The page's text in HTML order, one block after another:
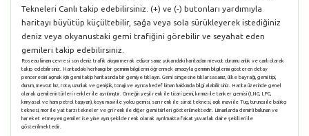
Tekneleri Canlı takip edebilirsiniz. (+) ve (-) butonları yardımıyla
haritayı büyütüp küçültebilir, sağa veya sola sürükleyerek istediğiniz
deniz veya okyanustaki gemi trafiğini görebilir ve seyahat eden
gemileri takip edebilirsiniz.
Roseau limanı çevresi son deniz trafik akışını merak ediyorsanız yukarıdaki haritadan mevcut durumu anlık ve canlı olarak
takip edebilirsiniz. Haritadaki herhangi bir geminin bilgilerini öğrenmek amacıyla geminin bilgilerini gösteren detay
penceresini açmak için gemi takip haritasında bir gemiye tıklayın. Gemi simgesine tıklarsasanız, ülke bayrağı, gemi tipi,
durum, mevcut hız, rota, uzunluk ve genişlik, tonajı ve ayrıca hedef liman hakkında bilgi alabilirsiniz. Harita üzerinde genel
olarak gemilerin türleri renkler ile ayrılmıştır. Örneğin yeşil renk ile ticari gemi, kırmızı ile tanker gemisi (LNG, LPG,
kimyasal ve ham petrol taşıyan), koyu mavi ile yolcu gemisi, sarı renk ile sürat teknesi, açık mavi ile Tug, turuncu ile balıkçı
teknesi, mor ile yat tarzı tekneler ve gri renk ile diğer gemi türleri gösterilmektedir. Limanlarda demirli bulunan ve
hareket etmeyen gemiler ise yine aynı şekilde renk olarak ayrılmakta fakat yuvarlak daire şekilleri ile
gösterilmektedir.